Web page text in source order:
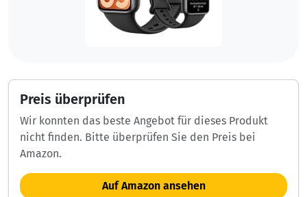
Preis überprüfen
Wir konnten das beste Angebot für dieses Produkt
nicht finden. Bitte überprüfen Sie den Preis bei
Amazon.
Auf Amazon ansehen